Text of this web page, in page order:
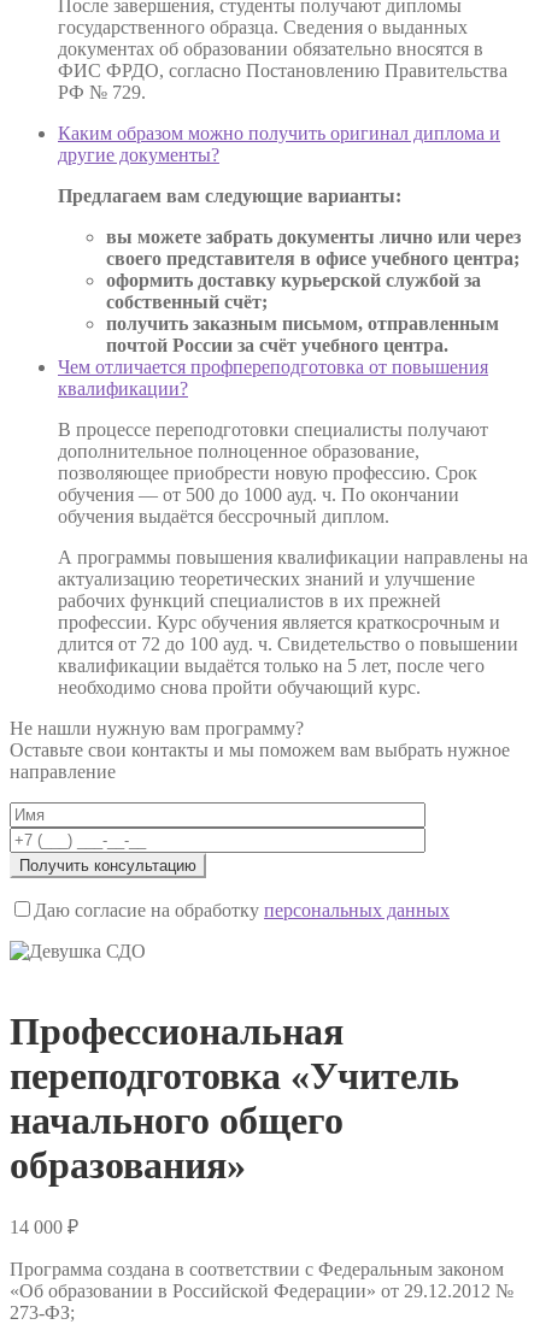
После завершения, студенты получают дипломы
государственного образца. Сведения о выданных
документах об образовании обязательно вносятся в
ФИС ФРДО, согласно Постановлению Правительства
РФ № 729.
Каким образом можно получить оригинал диплома и
другие документы?
Предлагаем вам следующие варианты:
вы можете забрать документы лично или через
своего представителя в офисе учебного центра;
оформить доставку курьерской службой за
собственный счёт;
получить заказным письмом, отправленным
почтой России за счёт учебного центра.
Чем отличается профпереподготовка от повышения
квалификации?
В процессе переподготовки специалисты получают
дополнительное полноценное образование,
позволяющее приобрести новую профессию. Срок
обучения — от 500 до 1000 ауд. ч. По окончании
обучения выдаётся бессрочный диплом.
А программы повышения квалификации направлены на
актуализацию теоретических знаний и улучшение
рабочих функций специалистов в их прежней
профессии. Курс обучения является краткосрочным и
длится от 72 до 100 ауд. ч. Свидетельство о повышении
квалификации выдаётся только на 5 лет, после чего
необходимо снова пройти обучающий курс.
Не нашли нужную вам программу?
Оставьте свои контакты и мы поможем вам выбрать нужное
направление
Даю согласие на обработку персональных данных
Профессиональная
переподготовка «Учитель
начального общего
образования»
14 000 ₽
Программа создана в соответствии с Федеральным законом
«Об образовании в Российской Федерации» от 29.12.2012 №
273-ФЗ;